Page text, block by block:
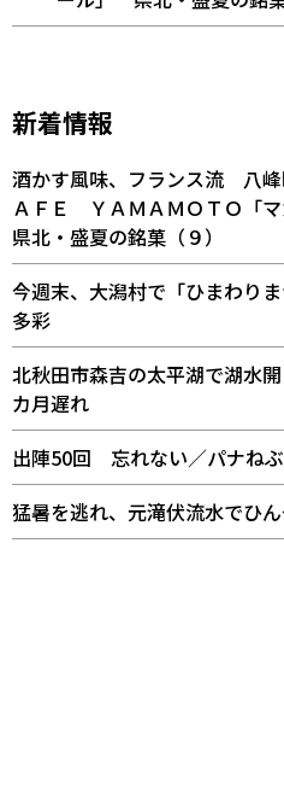
新着情報
酒かす風味、フランス流 八
ＡＦＥ ＹＡＭＡＭＯＴＯ「
県北・盛夏の銘菓（９）
今週末、大潟村で「ひまわり
多彩
北秋田市森吉の太平湖で湖水
カ月遅れ
出陣50回 忘れない／パナね
猛暑を逃れ、元滝伏流水でひ